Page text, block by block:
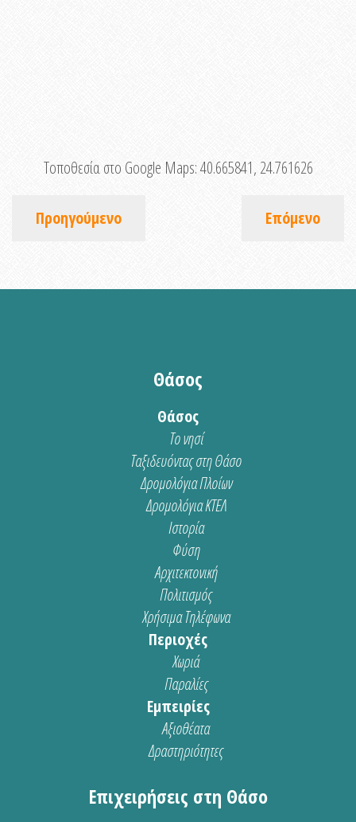
Τοποθεσία στο Google Maps:40.665841, 24.761626
Προηγούμενο Επόμενο
Θάσος
Θάσος
Το νησί
Ταξιδευόντας στη Θάσο
Δρομολόγια Πλοίων
Δρομολόγια ΚΤΕΛ
Ιστορία
Φύση
Αρχιτεκτονική
Πολιτισμός
Χρήσιμα Τηλέφωνα
Περιοχές
Χωριά
Παραλίες
Εμπειρίες
Αξιοθέατα
Δραστηριότητες
Επιχειρήσεις στη Θάσο